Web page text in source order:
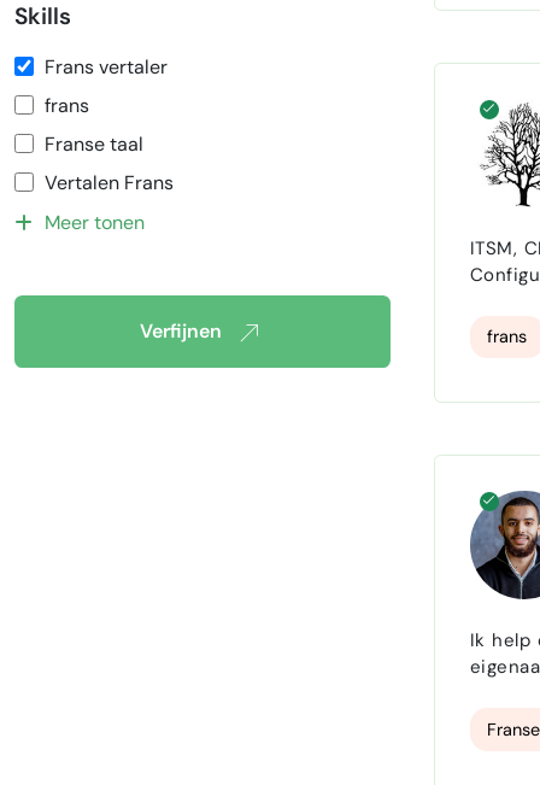
Skills
Frans vertaler
frans
Franse taal
Vertalen Frans
Meer tonen
Verfijnen
ITSM,
frans
Ik help
site: